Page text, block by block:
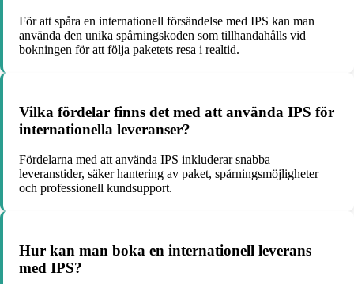
För att spåra en internationell försändelse med IPS kan man
använda den unika spårningskoden som tillhandahålls vid
bokningen för att följa paketets resa i realtid.
Vilka fördelar finns det med att använda IPS för
internationella leveranser?
Fördelarna med att använda IPS inkluderar snabba
leveranstider, säker hantering av paket, spårningsmöjligheter
och professionell kundsupport.
Hur kan man boka en internationell leverans
med IPS?